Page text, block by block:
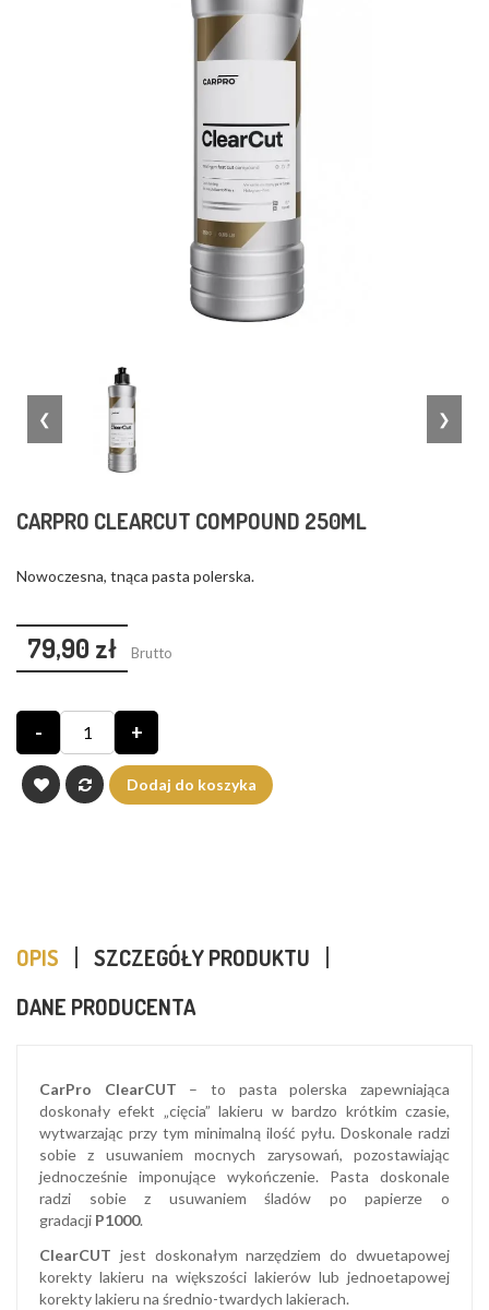
❮ ❯
CARPRO CLEARCUT COMPOUND 250ML
Nowoczesna, tnąca pasta polerska.
79,90 zł Brutto
- +
Dodaj do koszyka
OPIS
SZCZEGÓŁY PRODUKTU
DANE PRODUCENTA
CarPro ClearCUT – to pasta polerska zapewniająca
doskonały efekt „cięcia” lakieru w bardzo krótkim czasie,
wytwarzając przy tym minimalną ilość pyłu. Doskonale radzi
sobie z usuwaniem mocnych zarysowań, pozostawiając
jednocześnie imponujące wykończenie. Pasta doskonale
radzi sobie z usuwaniem śladów po papierze o
gradacji P1000.
ClearCUT jest doskonałym narzędziem do dwuetapowej
korekty lakieru na większości lakierów lub jednoetapowej
korekty lakieru na średnio-twardych lakierach.